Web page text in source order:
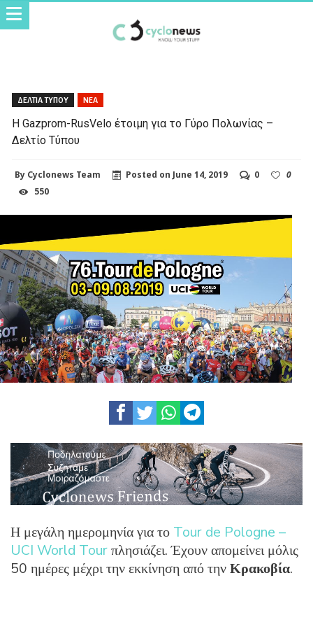
ΔΕΛΤΙΑ ΤΥΠΟΥ ΝΕΑ
Η Gazprom-RusVelo έτοιμη για το Γύρο Πολωνίας –
Δελτίο Τύπου
By Cyclonews Team Posted on June 14, 2019 0
0
550
Η μεγάλη ημερομηνία για το Tour de Pologne –
UCI World Tourπλησιάζει. Έχουν απομείνει μόλις
50 ημέρες μέχρι την εκκίνηση από τηνΚρακοβία.